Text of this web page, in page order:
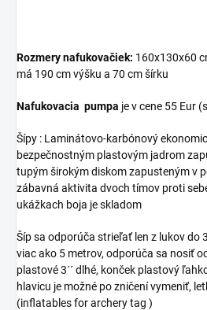
Rozmery nafukovačiek: 160x130x60
má 190 cm výšku a 70 cm šírku
Nafukovacia pumpa je v cene 55 Eur
Šípy : Laminátovo-karbónový
bezpečnostným plastovým jadrom
tupým širokým diskom zapusteným v
zábavná aktivita dvoch tímov proti
ukážkach boja je skladom
Šíp sa odporúča strieľať len z lukov do
viac ako 5 metrov, odporúča sa nosiť
plastové 3´´ dlhé, konček plastový
hlavicu je možné po zničení vymeniť,
(inflatables for archery tag )